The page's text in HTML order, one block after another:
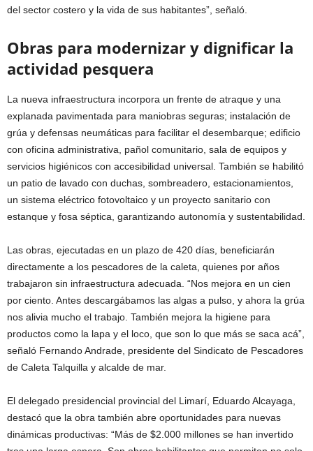
del sector costero y la vida de sus habitantes”, señaló.
Obras para modernizar y dignificar la
actividad pesquera
La nueva infraestructura incorpora un frente de atraque y una
explanada pavimentada para maniobras seguras; instalación de
grúa y defensas neumáticas para facilitar el desembarque; edificio
con oficina administrativa, pañol comunitario, sala de equipos y
servicios higiénicos con accesibilidad universal. También se habilitó
un patio de lavado con duchas, sombreadero, estacionamientos,
un sistema eléctrico fotovoltaico y un proyecto sanitario con
estanque y fosa séptica, garantizando autonomía y sustentabilidad.
Las obras, ejecutadas en un plazo de 420 días, beneficiarán
directamente a los pescadores de la caleta, quienes por años
trabajaron sin infraestructura adecuada. “Nos mejora en un cien
por ciento. Antes descargábamos las algas a pulso, y ahora la grúa
nos alivia mucho el trabajo. También mejora la higiene para
productos como la lapa y el loco, que son lo que más se saca acá”,
señaló Fernando Andrade, presidente del Sindicato de Pescadores
de Caleta Talquilla y alcalde de mar.
El delegado presidencial provincial del Limarí, Eduardo Alcayaga,
destacó que la obra también abre oportunidades para nuevas
dinámicas productivas: “Más de $2.000 millones se han invertido